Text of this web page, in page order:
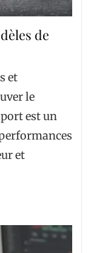
de
et
le
est un
et